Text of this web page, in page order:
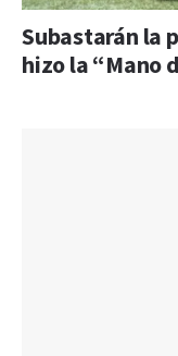
Subastarán la
hizo la “Mano